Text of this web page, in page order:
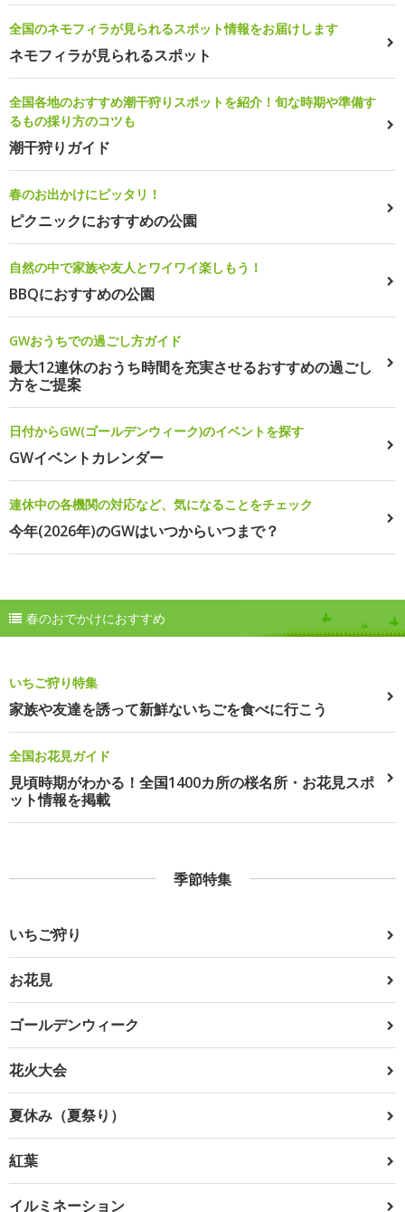
全国のネモフィラが見られるスポット情報をお届けします
ネモフィラが見られるスポット
全国各地のおすすめ潮干狩りスポットを紹介！旬な時期や準備す
るもの採り方のコツも
潮干狩りガイド
春のお出かけにピッタリ！
ピクニックにおすすめの公園
自然の中で家族や友人とワイワイ楽しもう！
BBQにおすすめの公園
GWおうちでの過ごし方ガイド
最大12連休のおうち時間を充実させるおすすめの過ごし
方をご提案
日付からGW(ゴールデンウィーク)のイベントを探す
GWイベントカレンダー
連休中の各機関の対応など、気になることをチェック
今年(2026年)のGWはいつからいつまで？
春のおでかけにおすすめ
いちご狩り特集
家族や友達を誘って新鮮ないちごを食べに行こう
全国お花見ガイド
見頃時期がわかる！全国1400カ所の桜名所・お花見スポ
ット情報を掲載
季節特集
いちご狩り
お花見
ゴールデンウィーク
花火大会
夏休み（夏祭り）
紅葉
イルミネーション